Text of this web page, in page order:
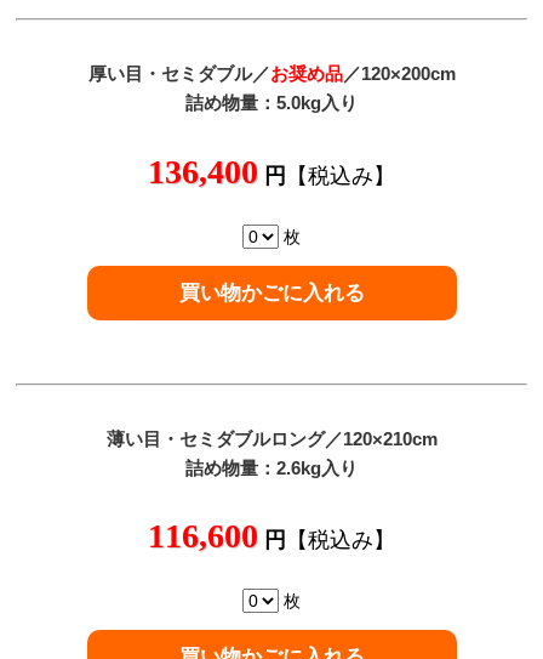
厚い目 ・セミダブル／お奨め品／120×200cm
詰め物量：5.0kg入り
136,400 円 【税込み】
枚
薄い目 ・セミダブルロング／120×210cm
詰め物量：2.6kg入り
116,600 円 【税込み】
枚